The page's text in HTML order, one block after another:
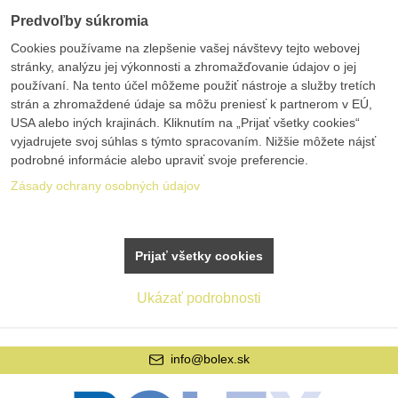
info@bolex.sk
Predvoľby súkromia
Cookies používame na zlepšenie vašej návštevy tejto webovej
stránky, analýzu jej výkonnosti a zhromažďovanie údajov o jej
používaní. Na tento účel môžeme použiť nástroje a služby tretích
strán a zhromaždené údaje sa môžu preniesť k partnerom v EÚ,
USA alebo iných krajinách. Kliknutím na „Prijať všetky cookies“
vyjadrujete svoj súhlas s týmto spracovaním. Nižšie môžete nájsť
podrobné informácie alebo upraviť svoje preferencie.
Zásady ochrany osobných údajov
Ukázať podrobnosti
Prijať všetky cookies